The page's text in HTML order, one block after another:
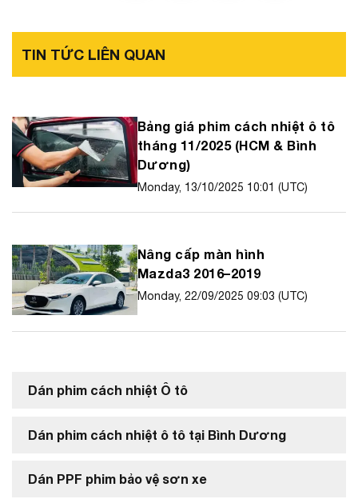
TIN TỨC LIÊN QUAN
Bảng giá phim cách nhiệt ô tô
tháng 11/2025 (HCM & Bình
Dương)
Monday, 13/10/2025 10:01 (UTC)
Nâng cấp màn hình
Mazda3 2016–2019
Monday, 22/09/2025 09:03 (UTC)
Dán phim cách nhiệt Ô tô
Dán phim cách nhiệt ô tô tại Bình Dương
Dán PPF phim bảo vệ sơn xe